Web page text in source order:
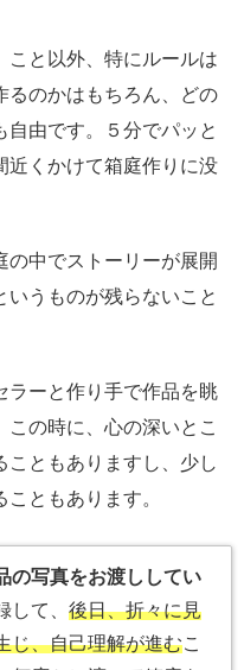
こと以外、特にルールは
るのかはもちろん、どの
自由です。５分でパッと
近くかけて箱庭作りに没
の中でストーリーが展開
いうものが残らないこと
ラーと作り手で作品を眺
の時に、心の深いとこ
こともありますし、少し
ともあります。
の写真をお渡ししてい
して、後日、折々に見
じ、自己理解が進むこ